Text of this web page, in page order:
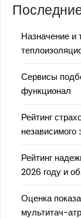
Назначение и
Сервисы
функционал
Рейтинг
независимого
Рейтинг
2026 году и
Оценка
мультитач-